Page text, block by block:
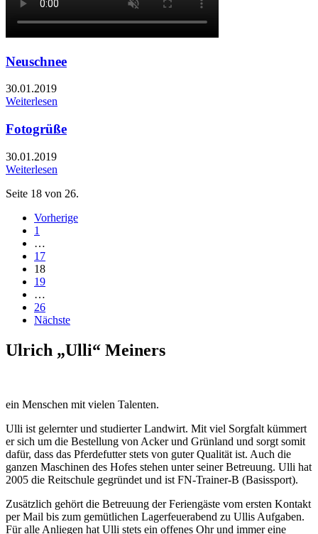
Neuschnee
30.01.2019
Weiterlesen
Fotogrüße
30.01.2019
Weiterlesen
Seite 18 von 26.
Vorherige
1
…
17
18
19
…
26
Nächste
Ulrich „Ulli“ Meiners
ein Menschen mit vielen Talenten.
Ulli ist gelernter und studierter Landwirt. Mit viel Sorgfalt kümmert
er sich um die Bestellung von Acker und Grünland und sorgt somit
dafür, dass das Pferdefutter stets von guter Qualität ist. Auch die
ganzen Maschinen des Hofes stehen unter seiner Betreuung. Ulli hat
2005 die Reitschule gegründet und ist FN-Trainer-B (Basissport).
Zusätzlich gehört die Betreuung der Feriengäste vom ersten Kontakt
per Mail bis zum gemütlichen Lagerfeuerabend zu Ullis Aufgaben.
Für alle Anliegen hat Ulli stets ein offenes Ohr und immer eine